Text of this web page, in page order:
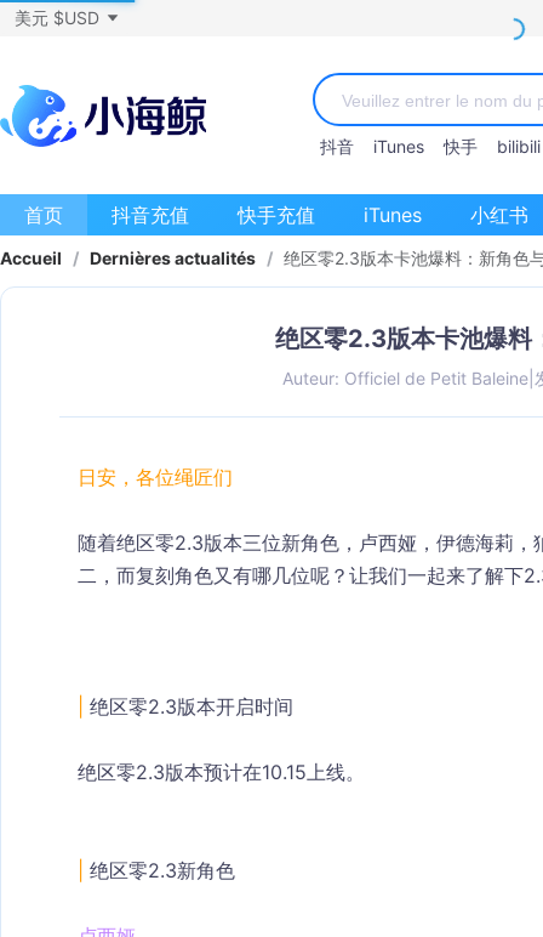
美元 $USD
抖音 iTunes 快手 bilibili
首页 抖音充值 快手充值 iTunes 小红书
Accueil / Dernières actualités / 绝区零2.3版本卡池爆料：新角色
绝区零2.3版本卡池爆料
Auteur: Officiel de Petit Baleine|
日安，各位绳匠们
随着绝区零2.3版本三位新角色，卢西娅，伊德海莉
二，而复刻角色又有哪几位呢？让我们一起来了解下
绝区零2.3版本开启时间
绝区零2.3版本预计在10.15上线。
绝区零2.3新角色